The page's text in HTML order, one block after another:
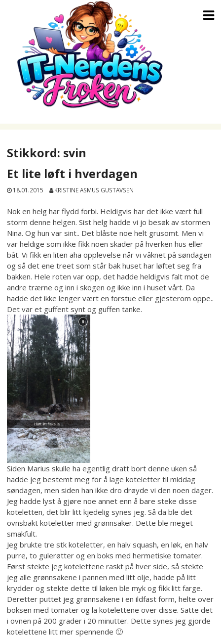
Stikkord: svin
Et lite løft i hverdagen
18.01.2015 KRISTINE ASMUS GUSTAVSEN
Nok en helg har flydd forbi. Heldigvis har det ikke vært full
storm denne helgen. Sist helg hadde vi jo besøk av stormen
Nina. Og hun var sint.. Det blåste noe helt grusomt. Men vi
var heldige som ikke fikk noen skader på hverken hus eller
båt. Vi fikk en liten aha opplevelse når vi våknet på søndagen
og så det ene treet som står bak huset har løftet seg fra
bakken. Hele roten var opp, det hadde heldigvis falt mot de
andre trærne og inn i skogen og ikke inn i huset vårt. Da
hadde det ikke lenger vært en forstue eller gjesterom oppe..
Det var et guffent synt og guffen tanke.
Siden Marius skulle ha egentlig dratt bort denne uken så
hadde jeg bestemt meg for å lage koteletter til middag
søndagen, men siden han ikke dro drøyde vi den noen dager.
Jeg hadde lyst å gjøre noe annet enn å bare steke disse
koteletten, det blir litt kjedelig synes jeg. Så da ble det
ovnsbakt koteletter med grønnsaker. Dette ble meget
smakfult.
Jeg brukte tre stk koteletter, en halv squash, en løk, en halv
purre, to gulerøtter og en boks med hermetiske tomater.
Først stekte jeg kotelettene raskt på hver side, så stekte
jeg alle grønnsakene i pannen med litt olje, hadde på litt
krydder og stekte dette til løken ble myk og fikk litt farge.
Deretter puttet jeg grønnsakene i en ildfast form, helte over
boksen med tomater og la kotelettene over disse. Satte det
i ovnen på 200 grader i 20 minutter. Dette synes jeg gjorde
kotelettene litt mer spennende 🙂